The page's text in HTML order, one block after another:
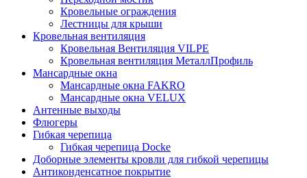
Кровельные ограждения
Лестницы для крыши
Кровельная вентиляция
Кровельная Вентиляция VILPE
Кровельная вентиляция МеталлПрофиль
Мансардные окна
Мансардные окна FAKRO
Мансардные окна VELUX
Антенные выходы
Флюгеры
Гибкая черепица
Гибкая черепица Docke
Доборные элементы кровли для гибкой черепицы
Антиконденсатное покрытие